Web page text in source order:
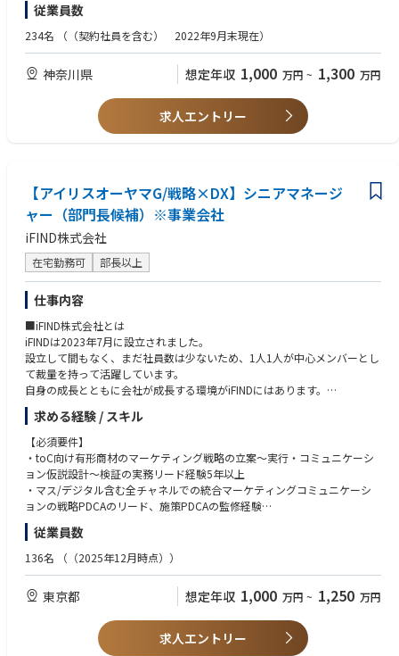
CAD/GISが一般に使われ始めて40年以上が経った今、当社ではGIS及び空
間情報が秘める価値の再定義を行っています。「AI」「クラウド」「準天
頂衛星システム」「IoT」「ドローン」「5G」「自動運転」「GX（グリー
ン・トランスフォーメーション）」「ジオマーケティング」「XR」「NF
T」「ブロックチェーン」「メタバース」等、様々な産業や先端技術が台
▍具体的な業務内容
・市場・競合・ユーザー動向・課題の調査、仮説立案と検証、プロダクト
ビジョン・ロードマップの策定
・機能・施策の企画立案、優先順位付け（何を作るか／作らないかの判
断）
・KPI／成功指標の設計、データ分析による改善施策の立案・実行
・要件定義・仕様整理（ユーザーストーリー、要求事項の言語化）
・エンジニア・デザイナー・営業・マーケティング・サポート部門及び社
内外ステークホルダーとの連携
・リリース計画の策定およびGo‑To‑Marketの検討・実行
▍ポジションの魅力
・安定した経営基盤
オリックス株式会社が出資しており、官公庁や自治体をコア・クライアン
トとしているため、取引基盤は盤石で、創業以来45期連続で黒字経営の実
現が出来ています。
・社会インフラに貢献
GIS（Geographic Information System）は、地理情報システムのことで、
「地理情報および付加情報をコンピュータ上で作成・保存・利用・管理・
表示・検索」等を可能にするシステムになります。私たちの生活に必要不
可欠な存在で、社会インフラ／ビジネス／オートモーティブ／製造・建築
／気象予測／危機管理／保健医療／天然資源／行政／教育／エンターテイ
ンメント等、様々な分野で活用されています。
・最上流工程
プライム案件中心で、上流から下流まで一貫した開発を行っています。ま
た、自社プロダクトをベースとしたシステム開発のため自社内での開発が
【歓迎】
※以下、複数該当している方が望ましいですが、経験がなくても問題ござ
■GIS・空間情報・地図サービス・位置情報ビジネスに関する知見や興味
・地図データ、測位技術、空間分析などへの理解、またはそれらを活用
したサービス経験
■toB/官公庁/自治体向けビジネスの経験
・民間企業向けSaaSや、行政・インフラ企業を顧客とした折衝・提案経
・5名前後のチームリード、採用・育成・評価への関与
・事業フェーズに応じた組織体制の構築や制度設計の経験
■技術理解に基づく要件定義・意思決定の経験
・エンジニアと同じ目線で会話し、技術的制約を踏まえた仕様策定がで
きる方
・実装はエンジニアに委ねつつも、設計思想や技術選定に関与できる方
【求める人物像】
■「社会に実装されてこそのプロダクト」という信念を持つ方
・リリースをゴールとせず、使われ続け、価値が届き、事業として成立
するまでを自分事として捉えられる
・机上の企画ではなく、現場や顧客のリアルを重視し、泥臭く推進でき
る
■ 技術への理解と敬意を持ちながら、本質的な価値を追求できる方
・新しい技術に関心を持ちつつも、「技術ありき」ではなく「課題起
点」「価値起点」で考えられる
・技術と事業、デジタルとリアル、新規と既存など、異なる要素を繋ぐ
視座を持っている
■「共創」を実践できる方
・専門領域の壁を越えて学び、多様な関係者（エンジニア・デザイナ
ー・営業・顧客・パートナー）と対等に対話できる
・「巻き込む」のではなく「共に作る」姿勢で、周囲を仲間にできる
■ 不確実性を楽しみ、試行錯誤を続けられる方
・正解のない環境でも、仮説を立て、小さく試し、学びながら前に進め
る
・失敗を恐れず、むしろ「まだ誰もやっていないこと」にワクワクでき
■ 長期的視点で、腰を据えてプロダクトを育てたい方
・短期的な成果だけでなく、5年後・10年後の社会を見据えた価値創出
従業員数
234名 （（契約社員を含む） 2022年9月末現在）
神奈川県 想定年収 1,000 万円 ~ 1,300 万円
求人エントリー
【アイリスオーヤマG/戦略×DX】シニアマネージ
ャー（部門長候補）※事業会社
iFIND株式会社
在宅勤務可 部長以上
仕事内容
■iFIND株式会社とは
iFINDは2023年7月に設立されました。
設立して間もなく、まだ社員数は少ないため、1人1人が中心メンバーとし
て裁量を持って活躍しています。
自身の成長とともに会社が成長する環境がiFINDにはあります。
当社はアイリスオーヤマ社と連携をし、アイリスオーヤマ社のDX化を主軸
とした【データマーケティング事業】、【プロモーション・マーケティン
グ事業】を担っています。
iFINDは、創業期のスタートアップな雰囲気を持ちつつも、大手製造業をフ
ィールドとしたサービス開発ができる、ベンチャーと大企業の双方の良さ
意見を挙げれば自分が好きなテーマに挑戦できる風土があり、個人のチャ
レンジが会社の成長に直結する環境があります。
社長も経営層もアイリスオーヤマと同じですので母体も安心していただけ
ます。
は行っておりません。
あくまでもアイリスオーヤマ社と並列の立場で広告プロモーション領域に
求める経験 / スキル
【必須要件】
・toC向け有形商材のマーケティング戦略の立案～実行・コミュニケーシ
ョン仮説設計～検証の実務リード経験5年以上
・マス/デジタル含む全チャネルでの統合マーケティングコミュニケーシ
ョンの戦略PDCAのリード、施策PDCAの監修経験
・数値データを基にしたプロモーション全体の改善提案／実行の経験
・5名以上のメンバーマネジメントの経験
・事業成果視点でコミュニケーション戦略を設計した経験
・事業成果にコミットしたプロモーションの実務経験
・組織運営へのコミット経験（役職についていたかどうかは不問）
・Cクラス（CMO/CEO/CFO）への提案・ディスカッションをリードした
従業員数
136名 （（2025年12月時点））
東京都 想定年収 1,000 万円 ~ 1,250 万円
求人エントリー